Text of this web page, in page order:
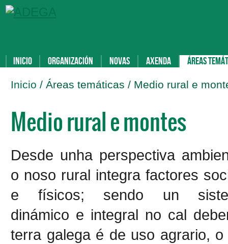
Inicio Organización Novas Axenda Áreas
Inicio / Áreas temáticas / Medio rural e
Medio rural e montes
Desde unha perspectiva
o noso rural integra factores
e físicos; sendo un
dinámico e integral no cal
terra galega é de uso agrario,